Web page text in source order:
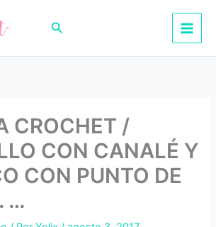
Buscar
CROCHET /
CON CANALÉ Y
CON PUNTO DE
…